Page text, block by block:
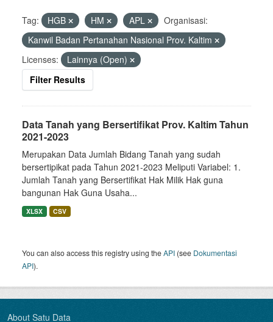
Tag: HGB HM APL
Organisasi:
Kanwil Badan Pertanahan Nasional Prov. Kaltim
Licenses:
Lainnya (Open)
Filter Results
Data Tanah yang Bersertifikat Prov. Kaltim Tahun
2021-2023
Merupakan Data Jumlah Bidang Tanah yang sudah
bersertipikat pada Tahun 2021-2023 Meliputi Variabel: 1.
Jumlah Tanah yang Bersertifikat Hak Milik Hak guna
bangunan Hak Guna Usaha...
XLSX CSV
You can also access this registry using theAPI (see Dokumentasi
API).
About Satu Data